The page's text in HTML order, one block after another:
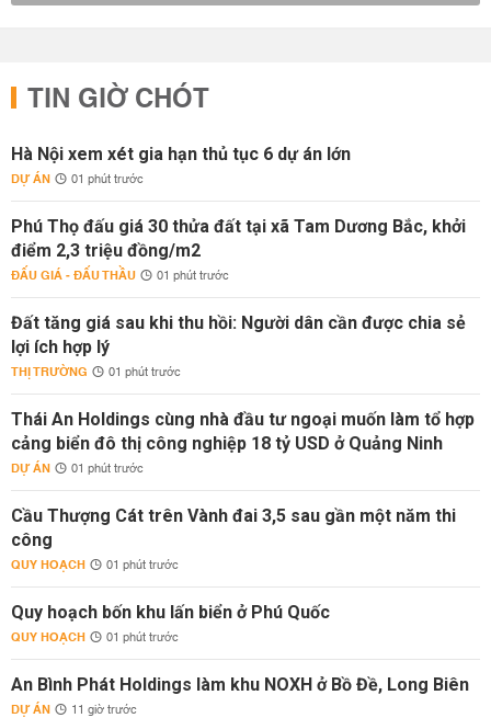
TIN GIỜ CHÓT
Hà Nội xem xét gia hạn thủ tục 6 dự án lớn
DỰ ÁN 01 phút trước
Phú Thọ đấu giá 30 thửa đất tại xã Tam Dương Bắc, khởi
điểm 2,3 triệu đồng/m2
ĐẤU GIÁ - ĐẤU THẦU 01 phút trước
Đất tăng giá sau khi thu hồi: Người dân cần được chia sẻ
lợi ích hợp lý
THỊ TRƯỜNG 01 phút trước
Thái An Holdings cùng nhà đầu tư ngoại muốn làm tổ hợp
cảng biển đô thị công nghiệp 18 tỷ USD ở Quảng Ninh
DỰ ÁN 01 phút trước
Cầu Thượng Cát trên Vành đai 3,5 sau gần một năm thi
công
QUY HOẠCH 01 phút trước
Quy hoạch bốn khu lấn biển ở Phú Quốc
QUY HOẠCH 01 phút trước
An Bình Phát Holdings làm khu NOXH ở Bồ Đề, Long Biên
DỰ ÁN 11 giờ trước